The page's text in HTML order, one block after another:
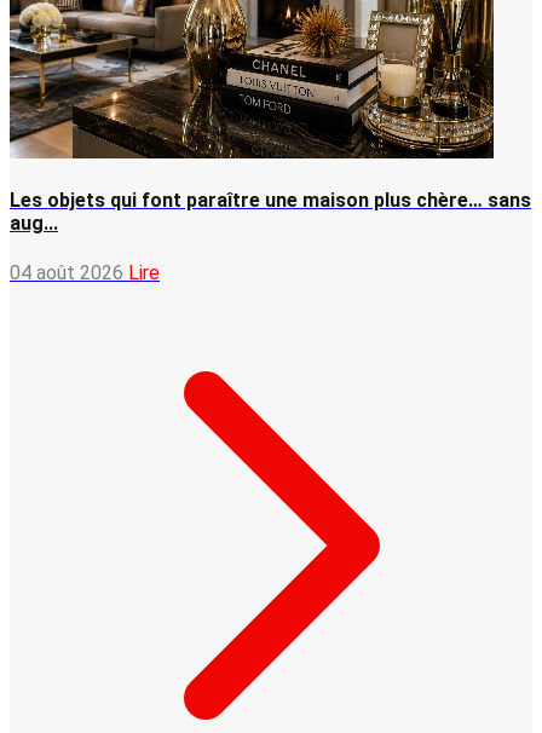
Les objets qui font paraître une maison plus chère… sans
aug...
04 août 2026 Lire